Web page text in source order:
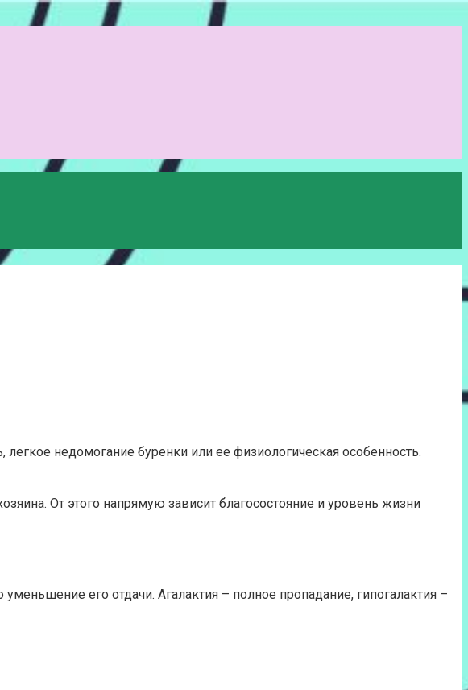
недомогание буренки или ее физиологическая особенность.
От этого напрямую зависит благосостояние и уровень жизни
его отдачи. Агалактия – полное пропадание, гипогалактия –